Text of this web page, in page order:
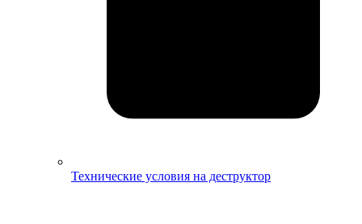
Технические условия на деструктор